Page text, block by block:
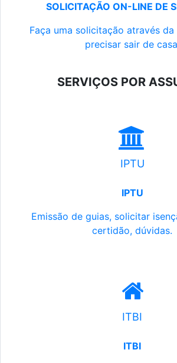
SOLICITAÇÃO ON-LINE DE
Faça uma solicitação através da
precisar sair de
SERVIÇOS POR
IPTU
IPTU
Emissão de guias, solicitar
certidão, dúvidas.
ITBI
ITBI